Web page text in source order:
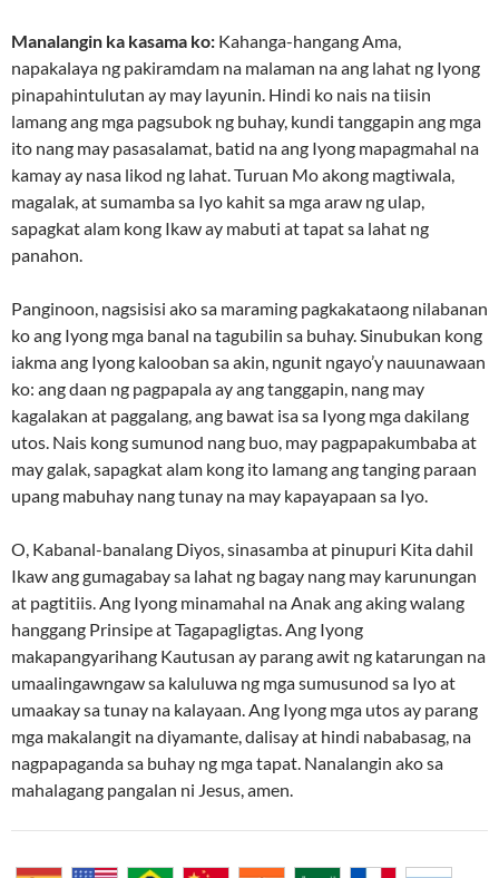
Manalangin ka kasama ko: Kahanga-hangang Ama,
napakalaya ng pakiramdam na malaman na ang lahat ng Iyong
pinapahintulutan ay may layunin. Hindi ko nais na tiisin
lamang ang mga pagsubok ng buhay, kundi tanggapin ang mga
ito nang may pasasalamat, batid na ang Iyong mapagmahal na
kamay ay nasa likod ng lahat. Turuan Mo akong magtiwala,
magalak, at sumamba sa Iyo kahit sa mga araw ng ulap,
sapagkat alam kong Ikaw ay mabuti at tapat sa lahat ng
panahon.
Panginoon, nagsisisi ako sa maraming pagkakataong nilabanan
ko ang Iyong mga banal na tagubilin sa buhay. Sinubukan kong
iakma ang Iyong kalooban sa akin, ngunit ngayo’y nauunawaan
ko: ang daan ng pagpapala ay ang tanggapin, nang may
kagalakan at paggalang, ang bawat isa sa Iyong mga dakilang
utos. Nais kong sumunod nang buo, may pagpapakumbaba at
may galak, sapagkat alam kong ito lamang ang tanging paraan
upang mabuhay nang tunay na may kapayapaan sa Iyo.
O, Kabanal-banalang Diyos, sinasamba at pinupuri Kita dahil
Ikaw ang gumagabay sa lahat ng bagay nang may karunungan
at pagtitiis. Ang Iyong minamahal na Anak ang aking walang
hanggang Prinsipe at Tagapagligtas. Ang Iyong
makapangyarihang Kautusan ay parang awit ng katarungan na
umaalingawngaw sa kaluluwa ng mga sumusunod sa Iyo at
umaakay sa tunay na kalayaan. Ang Iyong mga utos ay parang
mga makalangit na diyamante, dalisay at hindi nababasag, na
nagpapaganda sa buhay ng mga tapat. Nanalangin ako sa
mahalagang pangalan ni Jesus, amen.